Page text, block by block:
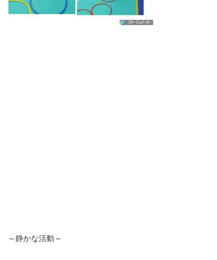
～静かな活動～